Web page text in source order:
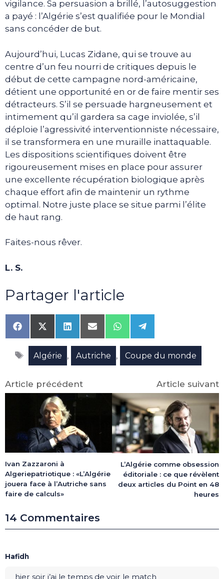
vigilance. Sa persuasion a brillé, l’autosuggestion
a payé : l’Algérie s’est qualifiée pour le Mondial
sans concéder de but.
Aujourd’hui, Lucas Zidane, qui se trouve au
centre d’un feu nourri de critiques depuis le
début de cette campagne nord-américaine,
détient une opportunité en or de faire mentir ses
détracteurs. S’il se persuade hargneusement et
intimement qu’il gardera sa cage inviolée, s’il
déploie l’agressivité interventionniste nécessaire,
il se transformera en une muraille inattaquable.
Les dispositions scientifiques doivent être
rigoureusement mises en place pour assurer
une excellente récupération biologique après
chaque effort afin de maintenir un rythme
optimal. Notre juste place se situe parmi l’élite
de haut rang.
Faites-nous rêver.
L. S.
Partager l'article
Share
on
Facebook
Share
on
X
(Twitter)
Share
on
LinkedIn
Share
on
Email
Share
on
WhatsApp
Share
on
Telegram
Étiquettes
Algérie , Autriche , Coupe du monde
Article précédent
Ivan Zazzaroni à
Algeriepatriotique : «L’Algérie
jouera face à l’Autriche sans
faire de calculs»
Article suivant
L’Algérie comme obsession
éditoriale : ce que révèlent
deux articles du Point en 48
heures
14 Commentaires
Hafidh
hier soir j’ai le temps de voir le match